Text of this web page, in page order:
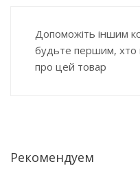
Допоможіть іншим
будьте першим, хто
про цей товар
Рекомендуем